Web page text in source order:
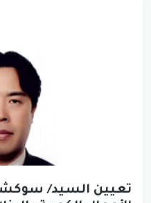
تعيين السيد/